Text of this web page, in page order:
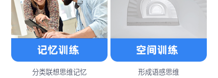
分类联想思维记忆
形成语感思维